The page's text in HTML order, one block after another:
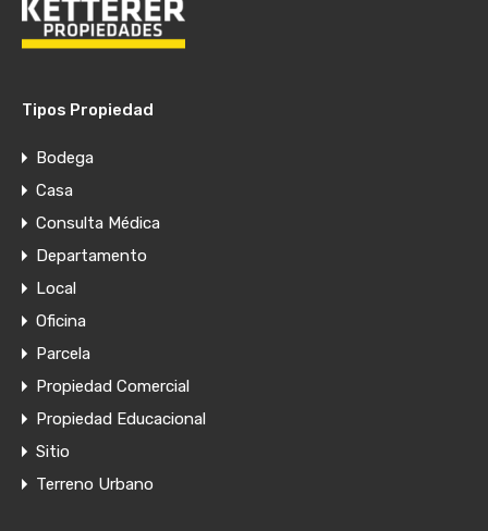
Tipos Propiedad
Bodega
Casa
Consulta Médica
Departamento
Local
Oficina
Parcela
Propiedad Comercial
Propiedad Educacional
Sitio
Terreno Urbano